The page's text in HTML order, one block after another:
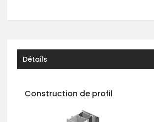
Détails